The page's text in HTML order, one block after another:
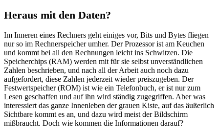
Heraus mit den Daten?
Im Inneren eines Rechners geht einiges vor, Bits und Bytes fliegen
nur so im Rechnerspeicher umher. Der Prozessor ist am Keuchen
und kommt bei all den Rechnungen leicht ins Schwitzen. Die
Speicherchips (RAM) werden mit für sie selbst unverständlichen
Zahlen beschrieben, und nach all der Arbeit auch noch dazu
aufgefordert, diese Zahlen jederzeit wieder preiszugeben. Der
Festwertspeicher (ROM) ist wie ein Telefonbuch, er ist nur zum
Lesen geschaffen und auf ihn wird ständig zugegriffen. Aber was
interessiert das ganze Innenleben der grauen Kiste, auf das äußerlich
Sichtbare kommt es an, und dazu wird meist der Bildschirm
mißbraucht. Doch wie kommen die Informationen darauf?